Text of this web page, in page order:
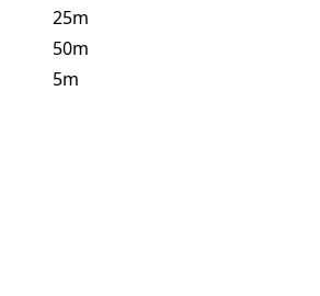
25m
50m
5m